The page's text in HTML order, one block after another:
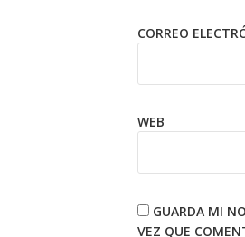
CORREO
WEB
GUARDA MI
VEZ QUE